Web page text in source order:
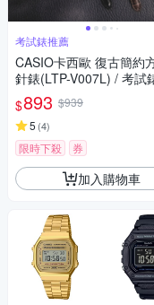
考試錶推薦
CASIO卡西歐 復古簡約
針錶(LTP-V007L) / 考試
$893 $939
5 (4)
限時下殺 券
加入購物車